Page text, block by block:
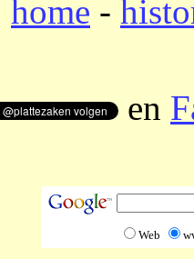
home -
en
Web